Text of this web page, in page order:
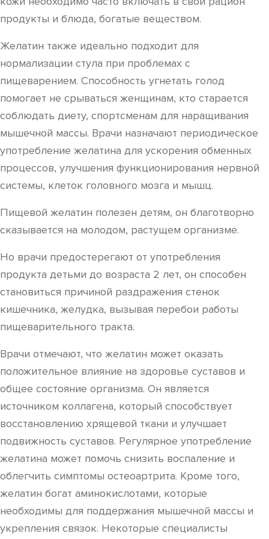
продукты и блюда, богатые веществом.
Желатин также идеально подходит для
нормализации стула при проблемах с
пищеварением. Способность угнетать голод
помогает не срываться женщинам, кто старается
соблюдать диету, спортсменам для наращивания
мышечной массы. Врачи назначают периодическое
употребление желатина для ускорения обменных
процессов, улучшения функционирования нервной
системы, клеток головного мозга и мышц.
Пищевой желатин полезен детям, он благотворно
сказывается на молодом, растущем организме.
Но врачи предостерегают от употребления
продукта детьми до возраста 2 лет, он способен
становиться причиной раздражения стенок
кишечника, желудка, вызывая перебои работы
пищеварительного тракта.
Врачи отмечают, что желатин может оказать
положительное влияние на здоровье суставов и
общее состояние организма. Он является
источником коллагена, который способствует
восстановлению хрящевой ткани и улучшает
подвижность суставов. Регулярное употребление
желатина может помочь снизить воспаление и
облегчить симптомы остеоартрита. Кроме того,
желатин богат аминокислотами, которые
необходимы для поддержания мышечной массы и
укрепления связок. Некоторые специалисты